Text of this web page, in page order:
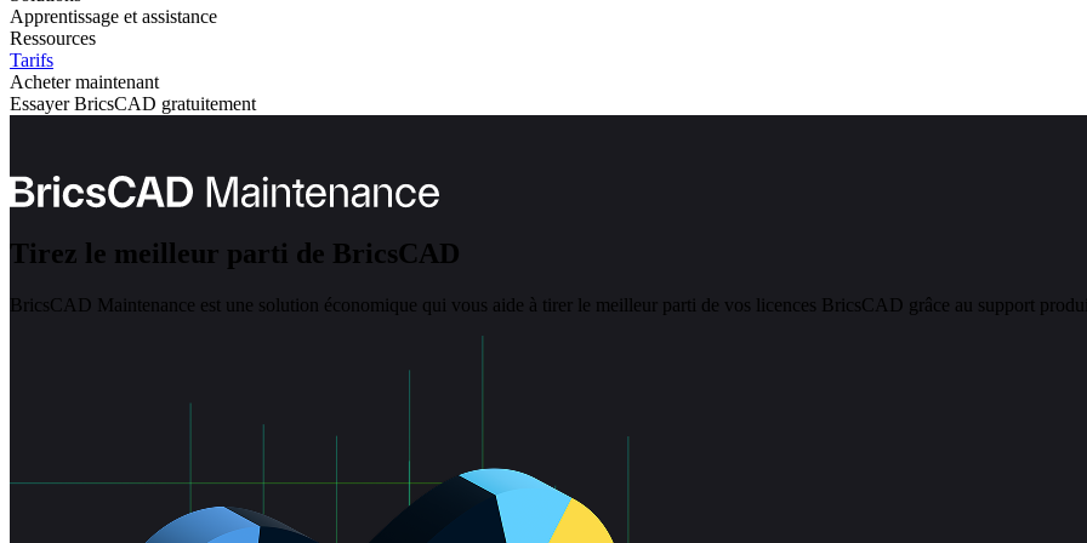
Apprentissage et assistance
Ressources
Tarifs
Acheter maintenant
Essayer BricsCAD gratuitement
Tirez le meilleur parti de BricsCAD
BricsCAD Maintenance est une solution économique qui vous aide à tirer le meilleur parti de vos licences BricsCAD grâce au support